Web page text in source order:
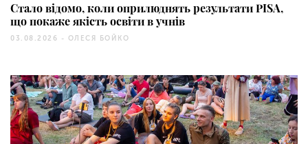
Стало відомо, коли оприлюднять результати PISA,
що покаже якість освіти в учнів
03.08.2026 - ОЛЕСЯ БОЙКО